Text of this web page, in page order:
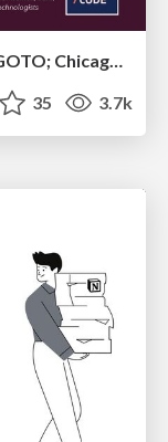
35 3.7k